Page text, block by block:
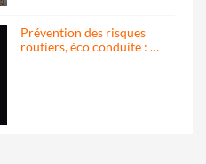
Prévention des risques
routiers, éco conduite : …